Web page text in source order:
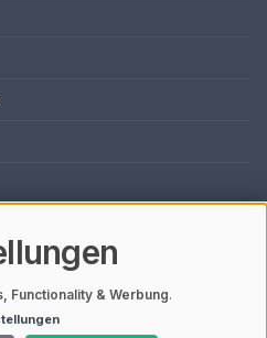
Functionality & Werbung.